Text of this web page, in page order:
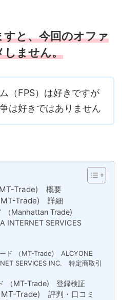
と、今回のオファ
しません。
（FPS）は好きですが
は好きではありません
MT-Trade) 概要
MT-Trade) 詳細
（Manhattan Trade)
INTERNET SERVICES
ド （MT-Trade) ALCYONE
SERVICES INC. 特定商取引
（MT-Trade) 登録検証
MT-Trade) 評判・口コミ